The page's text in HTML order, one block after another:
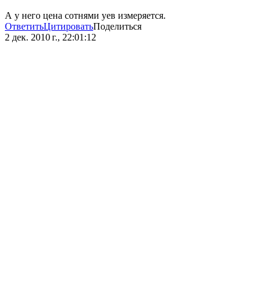
А у него цена сотнями уев измеряется.
ОтветитьЦитироватьПоделиться
2 дек. 2010 г., 22:01:12